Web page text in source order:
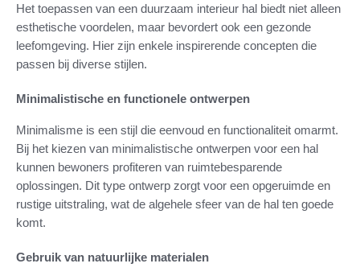
Het toepassen van een duurzaam interieur hal biedt niet alleen
esthetische voordelen, maar bevordert ook een gezonde
leefomgeving. Hier zijn enkele inspirerende concepten die
passen bij diverse stijlen.
Minimalistische en functionele ontwerpen
Minimalisme is een stijl die eenvoud en functionaliteit omarmt.
Bij het kiezen van minimalistische ontwerpen voor een hal
kunnen bewoners profiteren van ruimtebesparende
oplossingen. Dit type ontwerp zorgt voor een opgeruimde en
rustige uitstraling, wat de algehele sfeer van de hal ten goede
komt.
Gebruik van natuurlijke materialen